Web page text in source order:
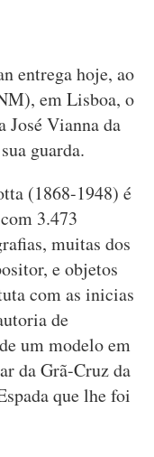
entrega hoje, ao
em Lisboa, o
José Vianna da
guarda.
(1868-1948) é
3.473
muitas dos
e objetos
com as inicias
de
um modelo em
da Grã-Cruz da
que lhe foi